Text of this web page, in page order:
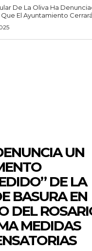
De La Oliva Ha
El Ayuntamiento Cerrará
UN
DE LA
BASURA EN
DEL
MEDIDAS